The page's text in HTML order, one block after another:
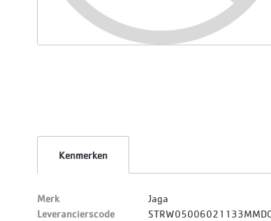
Kenmerken
Merk
Jaga
Leverancierscode